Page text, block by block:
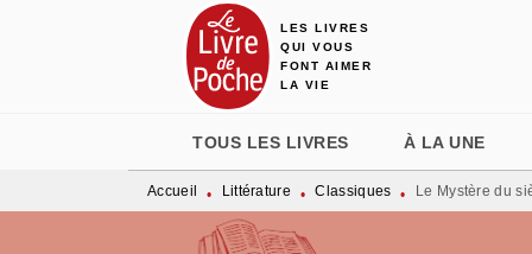
MENU RECHERCHE
LES LIVRES
QUI VOUS
FONT AIMER
LA VIE
TOUS LES LIVRES À LA UNE
Accueil • Littérature • Classiques • Le Mystère du